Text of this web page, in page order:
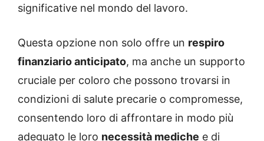
significative nel mondo del lavoro.
Questa opzione non solo offre un respiro
finanziario anticipato, ma anche un supporto
cruciale per coloro che possono trovarsi in
condizioni di salute precarie o compromesse,
consentendo loro di affrontare in modo più
adeguato le loro necessità mediche e di